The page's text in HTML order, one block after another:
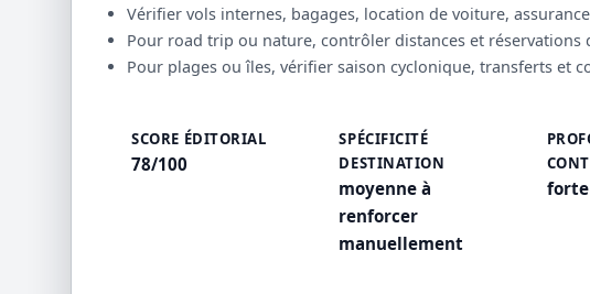
Vérifier vols internes, bagages, location de voiture,
Pour road trip ou nature, contrôler distances et réservations
Pour plages ou îles, vérifier saison cyclonique, transferts et
SCORE ÉDITORIAL
78/100
SPÉCIFICITÉ
DESTINATION
moyenne à
renforcer
manuellement
forte